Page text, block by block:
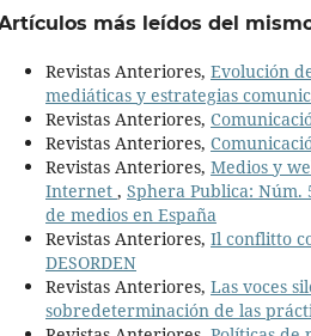
más leídos del
Revistas Anteriores, Evolución
mediáticas y estrategias
Revistas Anteriores,
Revistas Anteriores,
Revistas Anteriores, Medios y
Internet , Sphera Publica: Núm.
de medios en España
Revistas Anteriores, Il conflitto
DESORDEN
Revistas Anteriores, Las voces
sobredeterminación de las